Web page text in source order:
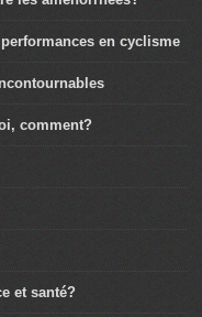
en cyclisme
comment?
et santé?